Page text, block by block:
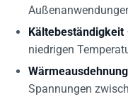
Kältebeständigkeit
niedrigen
Spannungen